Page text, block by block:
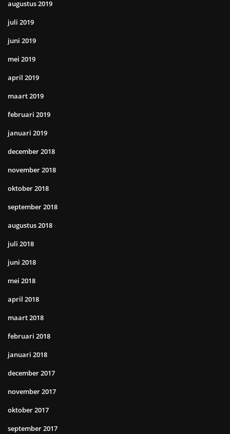
augustus 2019
juli 2019
juni 2019
mei 2019
april 2019
maart 2019
februari 2019
januari 2019
december 2018
november 2018
oktober 2018
september 2018
augustus 2018
juli 2018
juni 2018
mei 2018
april 2018
maart 2018
februari 2018
januari 2018
december 2017
november 2017
oktober 2017
september 2017